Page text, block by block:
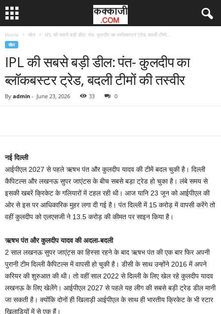
Home खेल IPL की सबसे बड़ी डील: पंत- कुलदीप का ब्लॉकबस्टर ट्रेड, बदली टीमों...
खेल
IPL की सबसे बड़ी डील: पंत- कुलदीप का
ब्लॉकबस्टर ट्रेड, बदली टीमों की तस्वीर
By admin - June 23, 2026 33 0
नई दिल्ली
आईपीएल 2027 से पहले ऋषभ पंत और कुलदीप यादव की टीमें बदल चुकी है। दिल्ली
कैपिटल्स और लखनऊ सुपर जाएंटस के बीच सबसे बड़ा ट्रेड हो चुका है। लंबे समय से
इसकी खबरें क्रिकेट के गलियारों में टहल रही थी। आज यानि 23 जून को आईपीएल की
ओर से इस पर आधिकारिक मुहर लगा दी गई है। पंत दिल्ली में 15 करोड़ में वापसी करेंगे तो
वहीं कुलदीप को एलएसजी ने 13.5 करोड़ की कीमत पर साइन किया है।
ऋषभ पंत और कुलदीप यादव की अदला-बदली
2 साल लखनऊ सुपर जाएंट्स का हिस्सा रहने के बाद ऋषभ पंत की एक बार फिर अपनी
पुरानी टीम दिल्ली कैपिटल्स में वापसी हो चुकी है। डीसी के साथ उन्होंने 2016 में अपने
करियर की शुरुआत की थी। तो वहीं साल 2022 से दिल्ली के लिए खेल रहे कुलदीप यादव
लखनऊ के लिए खेलेंगे। आईपीएल 2027 से पहले यह लीग की सबसे बड़ी ट्रेड डील मानी
जा सकती है। क्योंकि दोनों ही खिलाड़ी आईपीएल के साथ ही भारतीय क्रिकेट के भी स्टार
खिलाड़ियों में से एक हैं।